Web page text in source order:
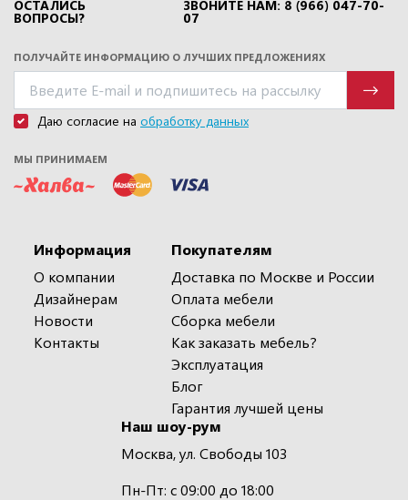
ОСТАЛИСЬ
ВОПРОСЫ?
ЗВОНИТЕ НАМ: 8 (966) 047-70-
07
ПОЛУЧАЙТЕ ИНФОРМАЦИЮ О ЛУЧШИХ ПРЕДЛОЖЕНИЯХ
Даю согласие на обработку данных
МЫ ПРИНИМАЕМ
Информация
О компании
Дизайнерам
Новости
Контакты
Покупателям
Доставка по Москве и России
Оплата мебели
Сборка мебели
Как заказать мебель?
Эксплуатация
Блог
Гарантия лучшей цены
Наш шоу-рум
Москва, ул. Свободы 103
Пн-Пт: с 09:00 до 18:00